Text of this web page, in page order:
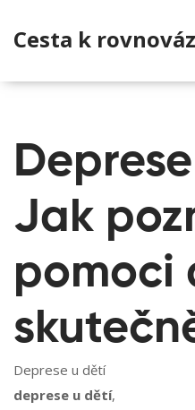
Cesta k
Jak
pomoci
Deprese u dětí
deprese u dětí,